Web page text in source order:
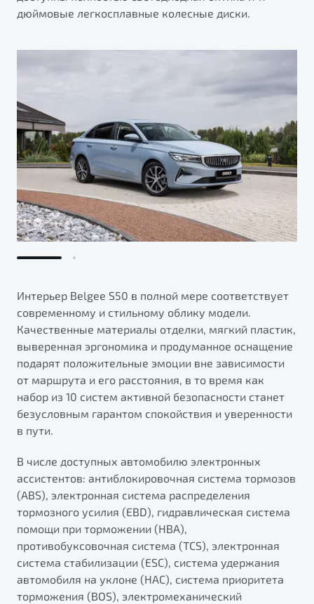
дюймовые легкосплавные колесные диски.
Интерьер Belgee S50 в полной мере соответствует
современному и стильному облику модели.
Качественные материалы отделки, мягкий пластик,
выверенная эргономика и продуманное оснащение
подарят положительные эмоции вне зависимости
от маршрута и его расстояния, в то время как
набор из 10 систем активной безопасности станет
безусловным гарантом спокойствия и уверенности
в пути.
В числе доступных автомобилю электронных
ассистентов: антиблокировочная система тормозов
(ABS), электронная система распределения
тормозного усилия (EBD), гидравлическая система
помощи при торможении (HBA),
противобуксовочная система (TCS), электронная
система стабилизации (ESC), система удержания
автомобиля на уклоне (HAC), система приоритета
торможения (BOS), электромеханический